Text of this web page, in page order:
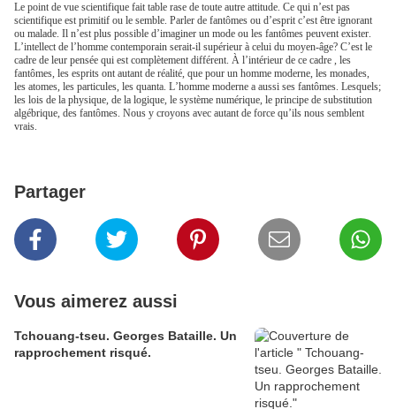
Le point de vue scientifique fait table rase de toute autre attitude. Ce qui n’est pas
scientifique est primitif ou le semble. Parler de fantômes ou d’esprit c’est être ignorant
ou malade. Il n’est plus possible d’imaginer un mode ou les fantômes peuvent exister.
L’intellect de l’homme contemporain serait-il supérieur à celui du moyen-âge? C’est le
cadre de leur pensée qui est complètement différent. À l’intérieur de ce cadre , les
fantômes, les esprits ont autant de réalité, que pour un homme moderne, les monades,
les atomes, les particules, les quanta. L’homme moderne a aussi ses fantômes. Lesquels;
les lois de la physique, de la logique, le système numérique, le principe de substitution
algébrique, des fantômes. Nous y croyons avec autant de force qu’ils nous semblent
vrais.
Partager
Vous aimerez aussi
Tchouang-tseu. Georges Bataille. Un
rapprochement risqué.